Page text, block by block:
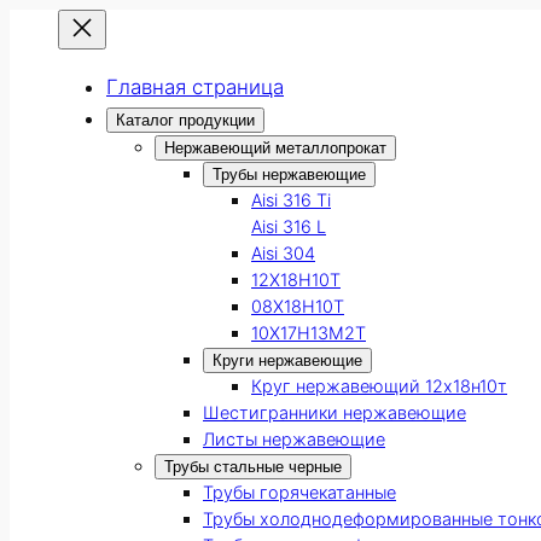
Главная страница
Каталог продукции
Нержавеющий металлопрокат
Трубы нержавеющие
Aisi 316 Ti
Aisi 316 L
Aisi 304
12Х18Н10Т
08Х18Н10Т
10Х17Н13М2Т
Круги нержавеющие
Круг нержавеющий 12х18н10т
Шестигранники нержавеющие
Листы нержавеющие
Трубы стальные черные
Трубы горячекатанные
Трубы холоднодеформированные